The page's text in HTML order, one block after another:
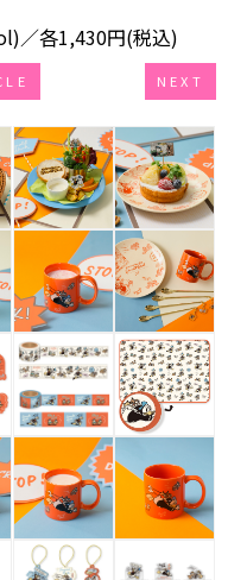
／各1,430円(税込)
NEXT